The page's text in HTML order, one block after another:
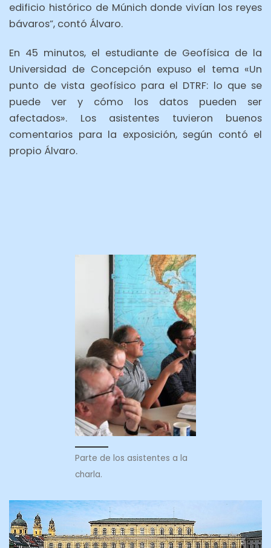
edificio histórico de Múnich donde vivían los reyes
bávaros”, contó Álvaro.
En 45 minutos, el estudiante de Geofísica de la
Universidad de Concepción expuso el tema «Un
punto de vista geofísico para el DTRF: lo que se
puede ver y cómo los datos pueden ser
afectados». Los asistentes tuvieron buenos
comentarios para la exposición, según contó el
propio Álvaro.
Parte de los asistentes a la
charla.